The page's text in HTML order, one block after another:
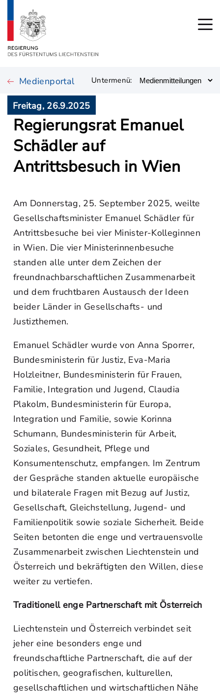
Medienportal Untermenü:
Freitag, 26.9.2025
Regierungsrat Emanuel
Schädler auf
Antrittsbesuch in Wien
Am Donnerstag, 25. September 2025, weilte
Gesellschaftsminister Emanuel Schädler für
Antrittsbesuche bei vier Minister-Kolleginnen
in Wien. Die vier Ministerinnenbesuche
standen alle unter dem Zeichen der
freundnachbarschaftlichen Zusammenarbeit
und dem fruchtbaren Austausch der Ideen
beider Länder in Gesellschafts- und
Justizthemen.
Emanuel Schädler wurde von Anna Sporrer,
Bundesministerin für Justiz, Eva-Maria
Holzleitner, Bundesministerin für Frauen,
Familie, Integration und Jugend, Claudia
Plakolm, Bundesministerin für Europa,
Integration und Familie, sowie Korinna
Schumann, Bundesministerin für Arbeit,
Soziales, Gesundheit, Pflege und
Konsumentenschutz, empfangen. Im Zentrum
der Gespräche standen aktuelle europäische
und bilaterale Fragen mit Bezug auf Justiz,
Gesellschaft, Gleichstellung, Jugend- und
Familienpolitik sowie soziale Sicherheit. Beide
Seiten betonten die enge und vertrauensvolle
Zusammenarbeit zwischen Liechtenstein und
Österreich und bekräftigten den Willen, diese
weiter zu vertiefen.
Traditionell enge Partnerschaft mit Österreich
Liechtenstein und Österreich verbindet seit
jeher eine besonders enge und
freundschaftliche Partnerschaft, die auf der
politischen, geografischen, kulturellen,
gesellschaftlichen und wirtschaftlichen Nähe